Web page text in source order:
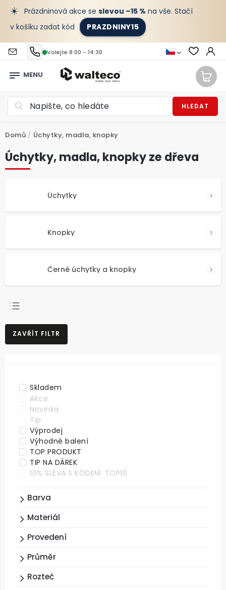
☀️ Prázdninová akce se slevou –15 % na vše. Stačí
v košíku zadat kód
PRAZDNINY15
Volejte 8:00 - 14:30
HLEDAT
Domů / Úchytky, madla, knopky
Úchytky, madla, knopky ze dřeva
Úchytky
Knopky
Černé úchytky a knopky
NEJPRODÁVANĚJŠÍ
NEJLEVNĚJŠÍ
ZAVŘÍT FILTR
Skladem
Akce
Novinka
Tip
Výprodej
Výhodné balení
TOP PRODUKT
TIP NA DÁREK
10% SLEVA S KÓDEM: TOP10
Barva
Materiál
Provedení
Průměr
Rozteč